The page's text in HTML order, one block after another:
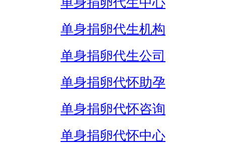
单身捐卵代生机构
单身捐卵代生公司
单身捐卵代怀助孕
单身捐卵代怀咨询
单身捐卵代怀中心